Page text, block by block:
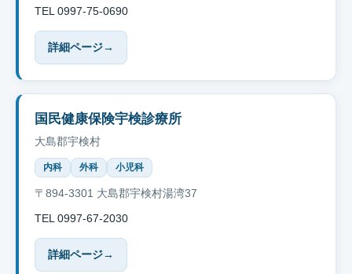
TEL 0997-75-0690
詳細ページ→
国民健康保険宇検診療所
大島郡宇検村
内科 外科 小児科
〒894-3301 大島郡宇検村湯湾37
TEL 0997-67-2030
詳細ページ→